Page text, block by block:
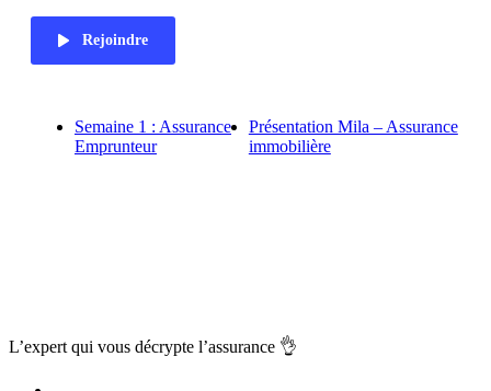
Rejoindre
Semaine 1 : Assurance
Emprunteur
Présentation Mila – Assurance
immobilière
L’expert qui vous décrypte l’assurance 👌